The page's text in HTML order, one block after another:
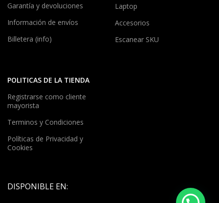
Garantía y devoluciones
Información de envíos
Billetera (info)
Laptop
Accesorios
Escanear SKU
POLITICAS DE LA TIENDA
Registrarse como cliente
mayorista
Terminos y Condiciones
Políticas de Privacidad y
Cookies
DISPONIBLE EN: